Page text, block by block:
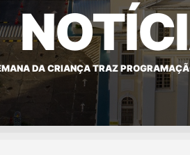
DA CRIANÇA TRAZ